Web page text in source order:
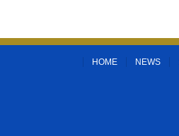
HOME NEWS